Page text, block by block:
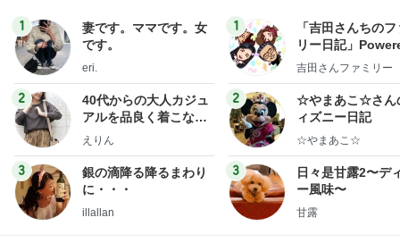
1
妻です。ママです。女
です。
eri.
2
40代からの大人カジュ
アルを品良く着こなす
ファッションブログ
えりん
3
銀の滴降る降るまわり
に・・・
illallan
1
「吉田さんちの
リー日記」
y Ameba 吉田さ
ログ
吉田さんファミリー
2
☆やまあこ☆さん
ィズニー日記
☆やまあこ☆
3
日々是甘露2〜デ
ー風味〜
甘露